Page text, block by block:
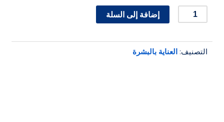
كمية
رغوي
منقي
إضافة إلى السلة
التصنيف: العناية بالبشرة